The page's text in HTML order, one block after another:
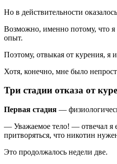
Но в действительности
Возможно, именно потому, что я
опыт.
Поэтому, отвыкая от курения, я
Хотя, конечно, мне было
Три стадии отказа от
Первая стадия —
— Уважаемое тело! — отвечал я
притворяться, что никотин
Это продолжалось недели две.